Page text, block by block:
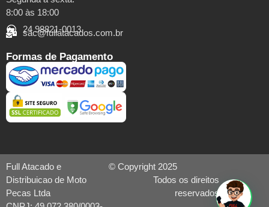
8:00 às 18:00
24 98821-0013
sac@fullatacados.com.br
Formas de Pagamento
Full Atacado e
Distribuicao de Moto
Pecas Ltda
© Copyright 2025
Todos os direitos
reservados